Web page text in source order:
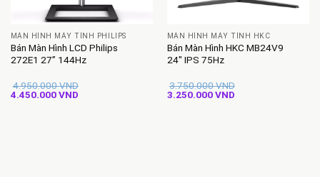
MÀN HÌNH MÁY TÍNH PHILIPS
Bán Màn Hình LCD Philips
272E1 27” 144Hz
4.950.000VND
Giá
4.450.000VNDGiá
MÀN HÌNH MÁY TÍNH HKC
Bán Màn Hình HKC MB24V9
24″ IPS 75Hz
3.750.000VND
Giá
3.250.000VNDGiá